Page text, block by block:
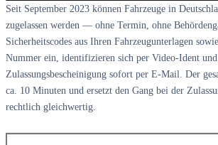
Seit September 2023 können Fahrzeuge in
zugelassen werden — ohne Termin, ohne
Sicherheitscodes aus Ihren Fahrzeugunterlagen
Nummer ein, identifizieren sich per Video-Ident
Zulassungsbescheinigung sofort per E-Mail. Der
ca. 10 Minuten und ersetzt den Gang bei der
rechtlich gleichwertig.